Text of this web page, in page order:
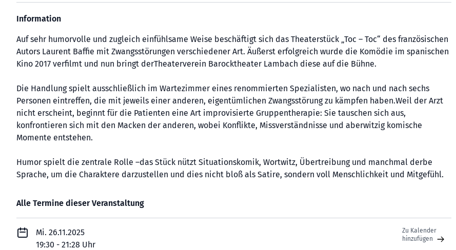
Information
Auf sehr humorvolle und zugleich einfühlsame Weise beschäftigt sich das Theaterstück „Toc – Toc“ des französischen
Autors Laurent Baffie mit Zwangsstörungen verschiedener Art. Äußerst erfolgreich wurde die Komödie im spanischen
Kino 2017 verfilmt und nun bringt derTheaterverein Barocktheater Lambach diese auf die Bühne.
Die Handlung spielt ausschließlich im Wartezimmer eines renommierten Spezialisten, wo nach und nach sechs
Personen eintreffen, die mit jeweils einer anderen, eigentümlichen Zwangsstörung zu kämpfen haben.Weil der Arzt
nicht erscheint, beginnt für die Patienten eine Art improvisierte Gruppentherapie: Sie tauschen sich aus,
konfrontieren sich mit den Macken der anderen, wobei Konflikte, Missverständnisse und aberwitzig komische
Momente entstehen.
Humor spielt die zentrale Rolle –das Stück nützt Situationskomik, Wortwitz, Übertreibung und manchmal derbe
Sprache, um die Charaktere darzustellen und dies nicht bloß als Satire, sondern voll Menschlichkeit und Mitgefühl.
Alle Termine dieser Veranstaltung
Mi. 26.11.2025
19:30 - 21:28 Uhr
Zu Kalender
hinzufügen